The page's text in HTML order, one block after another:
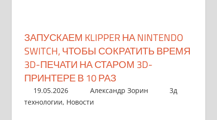
ЗАПУСКАЕМ KLIPPER НА NINTENDO
SWITCH, ЧТОБЫ СОКРАТИТЬ ВРЕМЯ
3D-ПЕЧАТИ НА СТАРОМ 3D-
ПРИНТЕРЕ В 10 РАЗ
19.05.2026 Александр Зорин
3д
технологии, Новости